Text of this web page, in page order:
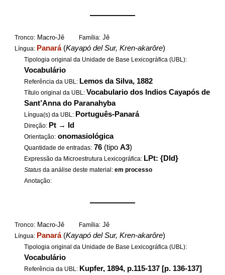
——————
Tronco: Macro-Jê Família: Jê
Língua: Panará(Kayapó del Sur, Kren-akarôre)
Tipologia original da Unidade de Base Lexicográfica (UBL):
Vocabulário
Referência da UBL: Lemos da Silva, 1882
Título original da UBL: Vocabulario dos Indios Cayapós de
Sant’Anna do Paranahyba
Língua(s) da UBL: Português-Panará
Direção: Pt → Id
Orientação: onomasiológica
Quantidade de entradas: 76 (tipoA3)
Expressão da Microestrutura Lexicográfica: LPt: {DId}
Status da análise deste material:em processo
Anotação:
——————
Tronco: Macro-Jê Família: Jê
Língua: Panará(Kayapó del Sur, Kren-akarôre)
Tipologia original da Unidade de Base Lexicográfica (UBL):
Vocabulário
Referência da UBL: Kupfer, 1894, p.115-137 [p. 136-137]